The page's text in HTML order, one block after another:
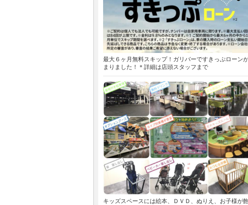
最大６ヶ月無料スキップ！ガリバーですきっぷローン
まりました！＊詳細は店頭スタッフまで
キッズスペースには絵本、ＤＶＤ、ぬりえ、お子様が